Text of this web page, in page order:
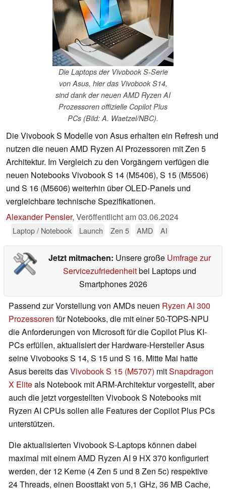
Die Laptops der Vivobook S-Serie
von Asus, hier das Vivobook S14,
sind dank der neuen AMD Ryzen AI
Prozessoren offizielle Copilot Plus
PCs (Bild: A. Waetzel/NBC).
Die Vivobook S Modelle von Asus erhalten ein Refresh und
nutzen die neuen AMD Ryzen AI Prozessoren mit Zen 5
Architektur. Im Vergleich zu den Vorgängern verfügen die
neuen Notebooks Vivobook S 14 (M5406), S 15 (M5506)
und S 16 (M5606) weiterhin über OLED-Panels und
vergleichbare technische Spezifikationen.
Alexander Pensler, Veröffentlicht am03.06.2024
Laptop / Notebook Launch Zen 5 AMD AI
Jetzt mitmachen: Unsere große Umfrage zur
Servicezufriedenheitbei Laptops und
Smartphones 2026
Passend zur Vorstellung von AMDs neuen Ryzen AI 300
Prozessoren für Notebooks, die mit einer 50-TOPS-NPU
die Anforderungen von Microsoft für die Copilot Plus KI-
PCs erfüllen, aktualisiert der Hardware-Hersteller Asus
seine Vivobooks S 14, S 15 und S 16. Mitte Mai hatte
Asus bereits dasVivobook S 15 (M5707) mitSnapdragon
X Eliteals Notebook mit ARM-Architektur vorgestellt, aber
auch die jetzt vorgestellten Vivobook S Notebooks mit
Ryzen AI CPUs sollen alle Features der Copilot Plus PCs
unterstützen.
Die aktualisierten Vivobook S-Laptops können dabei
maximal mit einem AMD Ryzen AI 9 HX 370 konfiguriert
werden, der 12 Kerne (4 Zen 5 und 8 Zen 5c) respektive
24 Threads, einen Boosttakt von 5,1 GHz, 36 MB Cache,